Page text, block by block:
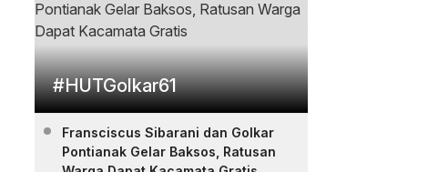
#HUTGolkar61
Fransciscus Sibarani dan Golkar
Pontianak Gelar Baksos, Ratusan